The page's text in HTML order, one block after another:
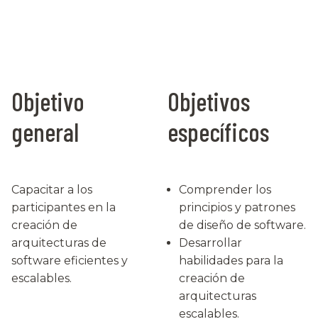
Objetivo
general
Capacitar a los
participantes en la
creación de
arquitecturas de
software eficientes y
escalables.
Objetivos
específicos
Comprender los
principios y patrones
de diseño de software.
Desarrollar
habilidades para la
creación de
arquitecturas
escalables.